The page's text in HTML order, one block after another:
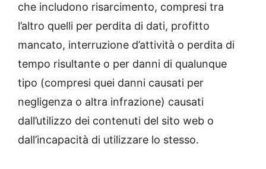
che includono risarcimento, compresi tra
l’altro quelli per perdita di dati, profitto
mancato, interruzione d’attività o perdita di
tempo risultante o per danni di qualunque
tipo (compresi quei danni causati per
negligenza o altra infrazione) causati
dall’utilizzo dei contenuti del sito web o
dall’incapacità di utilizzare lo stesso.